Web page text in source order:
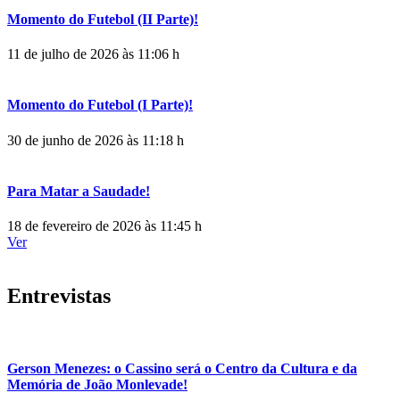
Momento do Futebol (II Parte)!
11 de julho de 2026 às 11:06 h
Momento do Futebol (I Parte)!
30 de junho de 2026 às 11:18 h
Para Matar a Saudade!
18 de fevereiro de 2026 às 11:45 h
Ver
Entrevistas
Gerson Menezes: o Cassino será o Centro da Cultura e da
Memória de João Monlevade!